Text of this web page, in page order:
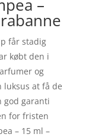
–
får stadig
købt den i
og
luksus at få de
god garanti
for fristen
– 15 ml –